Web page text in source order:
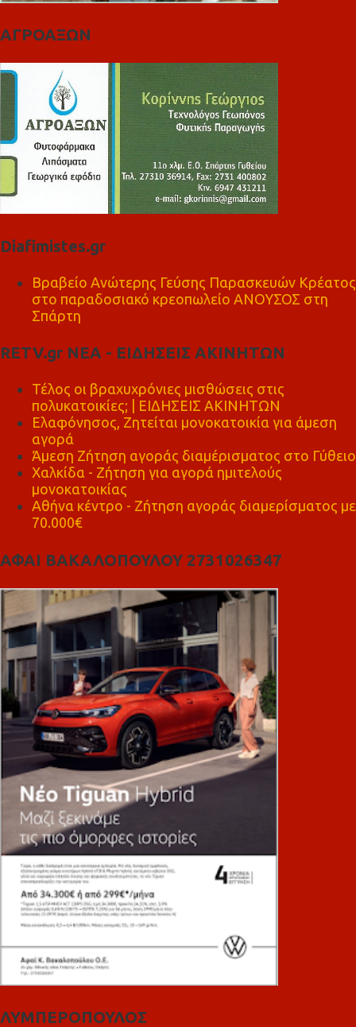
ΑΓΡΟΑΞΩΝ
Diafimistes.gr
Βραβείο Ανώτερης Γεύσης Παρασκευών Κρέατος
στο παραδοσιακό κρεοπωλείο ΑΝΟΥΣΟΣ στη
Σπάρτη
RETV.gr ΝΕΑ - ΕΙΔΗΣΕΙΣ ΑΚΙΝΗΤΩΝ
Τέλος οι βραχυχρόνιες μισθώσεις στις
πολυκατοικίες; | ΕΙΔΗΣΕΙΣ ΑΚΙΝΗΤΩΝ
Ελαφόνησος, Ζητείται μονοκατοικία για άμεση
αγορά
Άμεση Ζήτηση αγοράς διαμέρισματος στο Γύθειο
Χαλκίδα - Ζήτηση για αγορά ημιτελούς
μονοκατοικίας
Αθήνα κέντρο - Ζήτηση αγοράς διαμερίσματος με
70.000€
ΑΦΑΙ ΒΑΚΑΛΟΠΟΥΛΟΥ 2731026347
ΛΥΜΠΕΡΟΠΟΥΛΟΣ